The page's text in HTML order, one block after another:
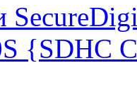
{SDHC